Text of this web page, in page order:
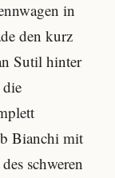
in
den kurz
Sutil hinter
Bianchi mit
schweren